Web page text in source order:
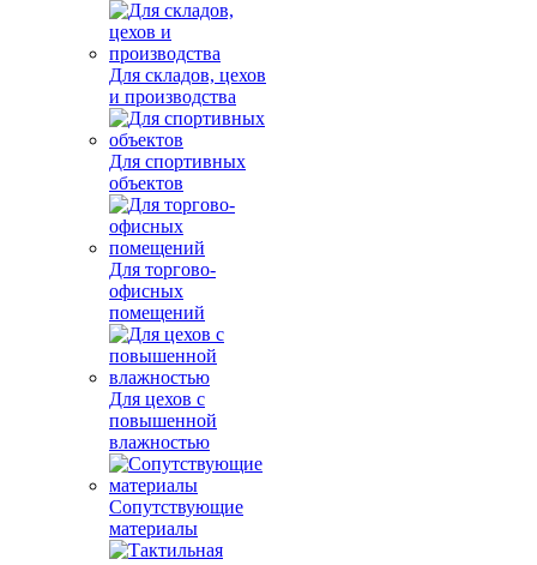
Для складов, цехов
и производства
Для спортивных
объектов
Для торгово-
офисных
помещений
Для цехов с
повышенной
влажностью
Сопутствующие
материалы